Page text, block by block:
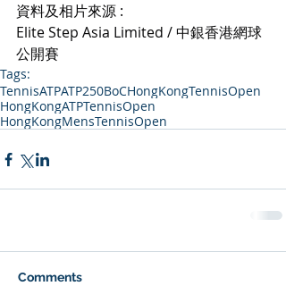
資料及相片來源 :
Elite Step Asia Limited / 中銀香港網球
公開賽
Tags:
TennisATPATP250BoCHongKongTennisOpen
HongKongATPTennisOpen
HongKongMensTennisOpen
Comments